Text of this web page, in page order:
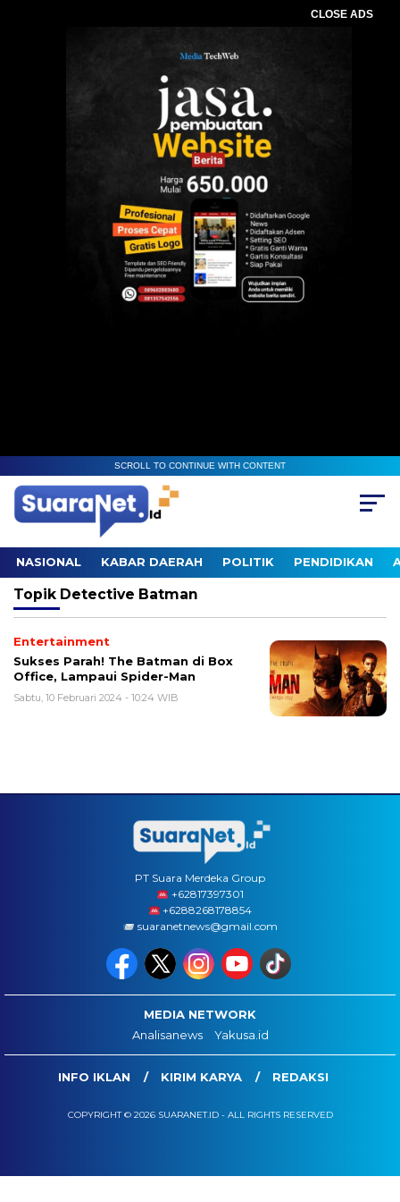
CLOSE ADS
SCROLL TO CONTINUE WITH CONTENT
NASIONAL KABAR DAERAH POLITIK PENDIDIKAN
Topik Detective Batman
Entertainment
Sukses Parah! The Batman di Box
Office, Lampaui Spider-Man
Sabtu, 10 Februari 2024 - 10:24 WIB
PT Suara Merdeka Group
‪+62817397301
+6288268178854
suaranetnews@gmail.com
MEDIA NETWORK
Analisanews
Yakusa.id
INFO IKLAN KIRIM KARYA REDAKSI
COPYRIGHT © 2026 SUARANET.ID - ALL RIGHTS RESERVED